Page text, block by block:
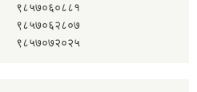
९८५७०६०८८१
९८५७०६२८०७
९८५७०७२०२५